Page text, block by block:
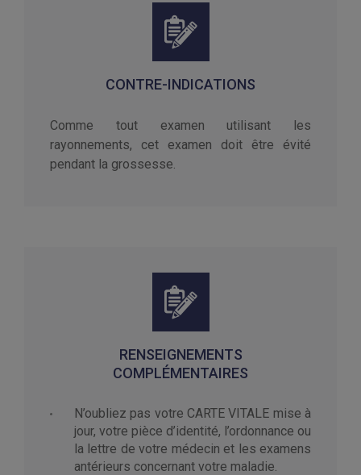
CONTRE-INDICATIONS
Comme tout examen utilisant les
rayonnements, cet examen doit être évité
pendant la grossesse.
RENSEIGNEMENTS
COMPLÉMENTAIRES
N’oubliez pas votre CARTE VITALE mise à
jour, votre pièce d’identité, l’ordonnance ou
la lettre de votre médecin et les examens
antérieurs concernant votre maladie.